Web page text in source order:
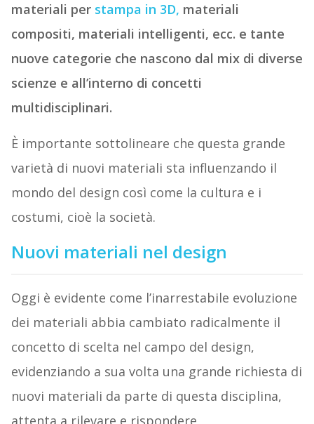
materiali per stampa in 3D, materiali
compositi, materiali intelligenti, ecc. e tante
nuove categorie che nascono dal mix di diverse
scienze e all’interno di concetti
multidisciplinari.
È importante sottolineare che questa grande
varietà di nuovi materiali sta influenzando il
mondo del design così come la cultura e i
costumi, cioè la società.
Nuovi materiali nel design
Oggi è evidente come l’inarrestabile evoluzione
dei materiali abbia cambiato radicalmente il
concetto di scelta nel campo del design,
evidenziando a sua volta una grande richiesta di
nuovi materiali da parte di questa disciplina,